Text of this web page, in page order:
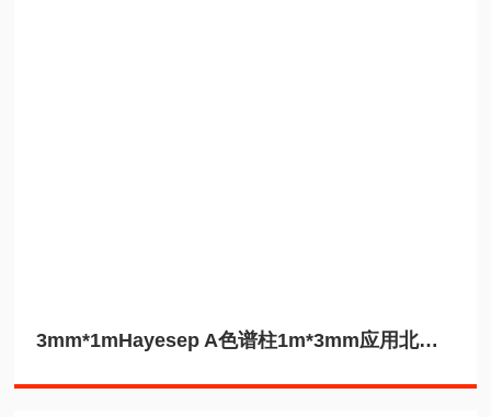
3mm*1mHayesep A色谱柱1m*3mm应用北分瑞利